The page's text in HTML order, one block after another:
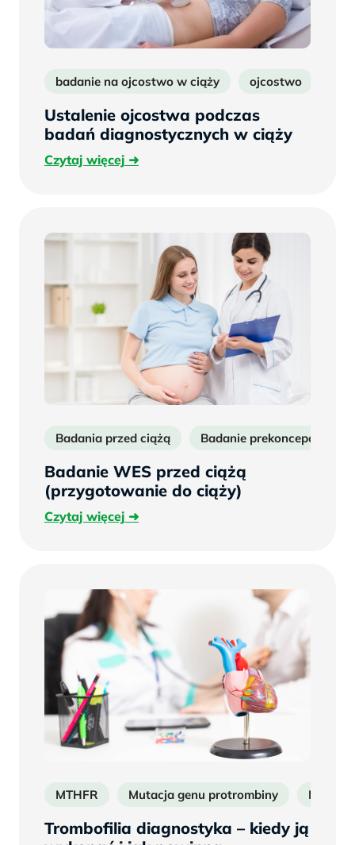
badanie na ojcostwo w ciąży ojcostwo
Ustalenie ojcostwa podczas
badań diagnostycznych w ciąży
Czytaj więcejCzytaj
Badania przed ciążą Badanie prekoncepcyjne.
Badanie WES przed ciążą
(przygotowanie do ciąży)
Czytaj więcejCzytaj
MTHFR Mutacja genu protrombiny
Trombofilia diagnostyka – kiedy ją